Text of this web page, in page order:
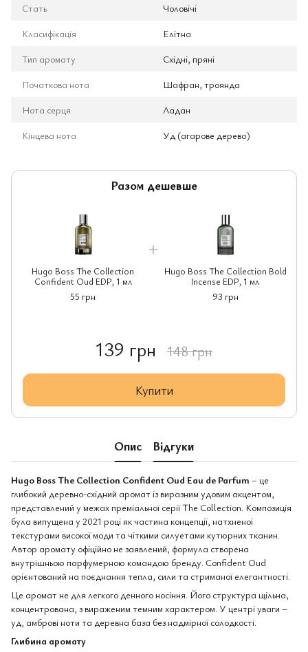
Стать
Чоловічі
Класифікація
Елітна
Тип аромату
Східні, пряні
Початкова нота
Шафран, троянда
Нота серця
Ладан
Кінцева нота
Уд (агарове дерево)
Разом дешевше
Hugo Boss The Collection
Confident Oud EDP, 1 мл
55 грн
Hugo Boss The Collection Bold
Incense EDP, 1 мл
93 грн
139 грн 148 грн
Купити
Опис Відгуки
Hugo Boss The Collection Confident Oud Eau de Parfum – це
глибокий деревно-східний аромат із виразним удовим акцентом,
представлений у межах преміальної серії The Collection. Композиція
була випущена у 2021 році як частина концепції, натхненої
текстурами високої моди та чіткими силуетами кутюрних тканин.
Автор аромату офіційно не заявлений, формула створена
внутрішньою парфумерною командою бренду. Confident Oud
орієнтований на поєднання тепла, сили та стриманої елегантності.
Це аромат не для легкого денного носіння. Його структура щільна,
концентрована, з вираженим темним характером. У центрі уваги –
уд, амброві ноти та деревна база без надмірної солодкості.
Глибина аромату